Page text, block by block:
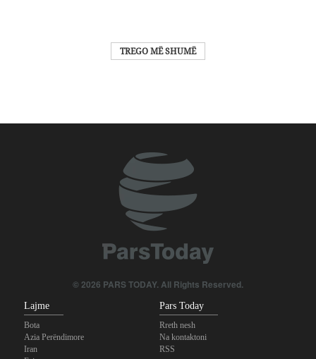
TREGO MË SHUMË
© 2026 PARS TODAY. All Rights Reserved.
Lajme
Bota
Azia Perëndimore
Iran
Pars Today
Rreth nesh
Na kontaktoni
RSS